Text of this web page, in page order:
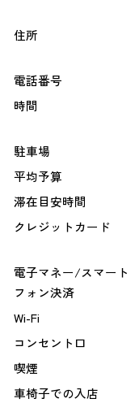
住所
電話番号
時間
駐車場
平均予算
滞在目安時間
クレジットカード
電子マネー/スマート
フォン決済
Wi-Fi
コンセント口
喫煙
車椅子での入店